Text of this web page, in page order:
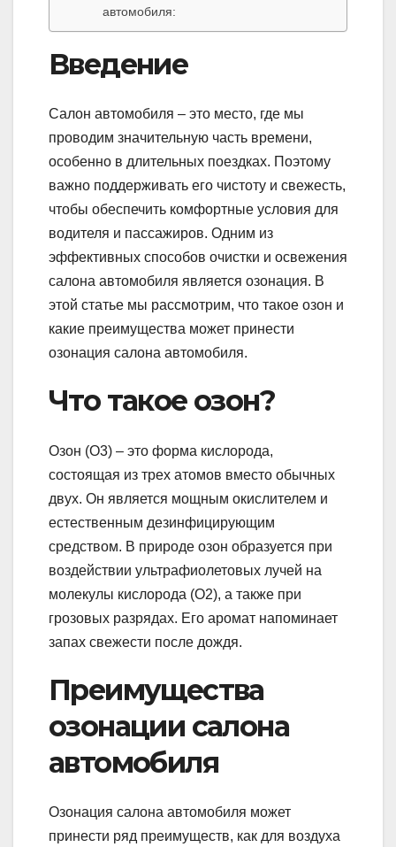
автомобиля:
Введение
Салон автомобиля – это место, где мы
проводим значительную часть времени,
особенно в длительных поездках. Поэтому
важно поддерживать его чистоту и свежесть,
чтобы обеспечить комфортные условия для
водителя и пассажиров. Одним из
эффективных способов очистки и освежения
салона автомобиля является озонация. В
этой статье мы рассмотрим, что такое озон и
какие преимущества может принести
озонация салона автомобиля.
Что такое озон?
Озон (O3) – это форма кислорода,
состоящая из трех атомов вместо обычных
двух. Он является мощным окислителем и
естественным дезинфицирующим
средством. В природе озон образуется при
воздействии ультрафиолетовых лучей на
молекулы кислорода (O2), а также при
грозовых разрядах. Его аромат напоминает
запах свежести после дождя.
Преимущества
озонации салона
автомобиля
Озонация салона автомобиля может
принести ряд преимуществ, как для воздуха